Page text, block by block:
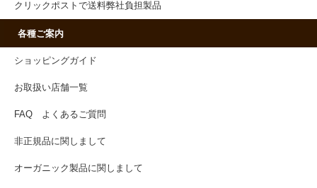
クリックポストで送料弊社負担製品
各種ご案内
ショッピングガイド
お取扱い店舗一覧
FAQ よくあるご質問
非正規品に関しまして
オーガニック製品に関しまして